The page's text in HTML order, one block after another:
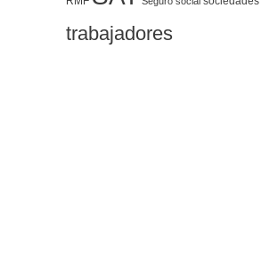
trabajadores